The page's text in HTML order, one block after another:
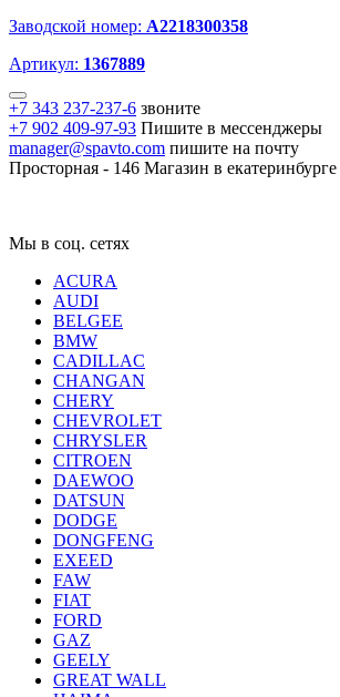
Заводской номер: A2218300358
Артикул: 1367889
+7 343 237-237-6 звоните
+7 902 409-97-93 Пишите в мессенджеры
manager@spavto.com пишите на почту
Просторная - 146 Магазин в екатеринбурге
Мы в соц. сетях
ACURA
AUDI
BELGEE
BMW
CADILLAC
CHANGAN
CHERY
CHEVROLET
CHRYSLER
CITROEN
DAEWOO
DATSUN
DODGE
DONGFENG
EXEED
FAW
FIAT
FORD
GAZ
GEELY
GREAT WALL